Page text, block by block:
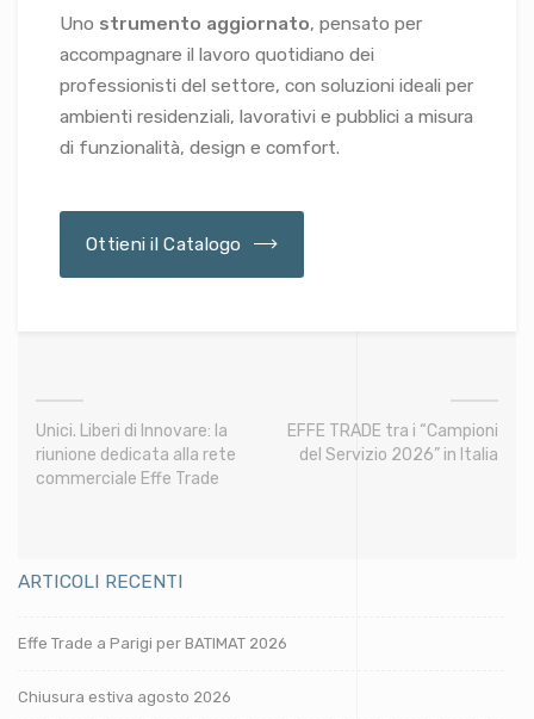
Uno strumento aggiornato, pensato per
accompagnare il lavoro quotidiano dei
professionisti del settore, con soluzioni ideali per
ambienti residenziali, lavorativi e pubblici a misura
di funzionalità, design e comfort.
Ottieni il Catalogo
Unici. Liberi di Innovare: la
riunione dedicata alla rete
commerciale Effe Trade
EFFE TRADE tra i “Campioni
del Servizio 2026” in Italia
ARTICOLI RECENTI
Effe Trade a Parigi per BATIMAT 2026
Chiusura estiva agosto 2026